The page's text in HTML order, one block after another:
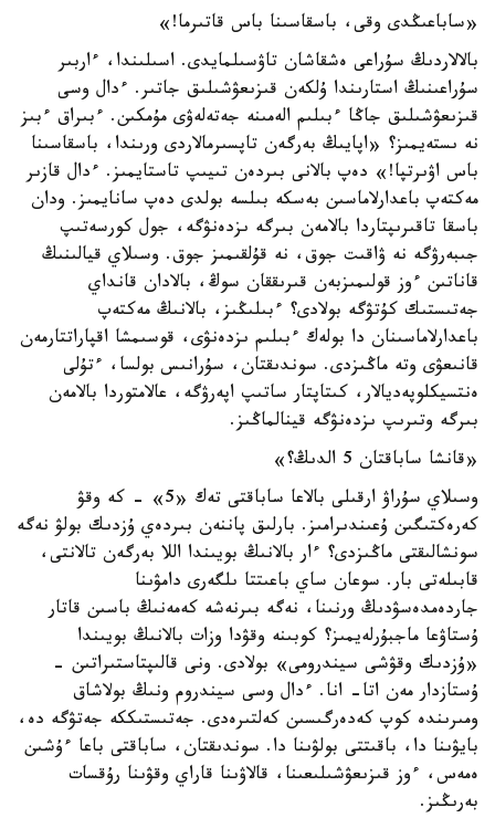
«ساباعىڭدى وقى، باسقاسىنا باس قاتىرما!»
بالالاردىڭ سۇراعى ەشقاشان تاۋسىلمايدى. اسىلىندا، ءاربىر
سۇراعىنىڭ استارىندا ۇلكەن قىزىعۋشىلىق جاتىر. ءدال وسى
قىزىعۋشىلىق جاڭا ءبىلىم الەمىنە جەتەلەۋى مۇمكىن. ءبىراق ءبىز
نە ىستەيمىز؟ «اپايىڭ بەرگەن تاپسىرمالاردى ورىندا، باسقاسىنا
باس اۋىرتپا!» دەپ بالانى بىردەن تىيىپ تاستايمىز. ءدال قازىر
مەكتەپ باعدارلاماسىن بەسكە بىلسە بولدى دەپ سانايمىز. ودان
باسقا تاقىرىپتاردا بالامەن بىرگە ىزدەنۋگە، جول كورسەتىپ
جىبەرۋگە نە ۋاقىت جوق، نە قۇلقىمىز جوق. وسىلاي قيالىنىڭ
قاناتىن ءوز قولىمىزبەن قىرىققان سوڭ، بالادان قانداي
جەتىستىك كۇتۋگە بولادى؟ ءبىلىڭىز، بالانىڭ مەكتەپ
باعدارلاماسىنان دا بولەك ءبىلىم ىزدەنۋى، قوسىمشا اقپاراتتارمەن
قانىعۋى وتە ماڭىزدى. سوندىقتان، سۇرانىس بولسا، ءتۇلى
ەنتسيكلوپەديالار، كىتاپتار ساتىپ اپەرۋگە، عالامتوردا بالامەن
بىرگە وتىرىپ ىزدەنۋگە قينالماڭىز.
«قانشا ساباقتان 5 الدىڭ؟»
وسىلاي سۇراۋ ارقىلى بالاعا ساباقتى تەك «5» - كە وقۋ
كەرەكتىگىن ۇعىندىرامىز. بارلىق پاننەن بىردەي ۇزدىك بولۋ نەگە
سونشالىقتى ماڭىزدى؟ ءار بالانىڭ بويىندا اللا بەرگەن تالانتى،
قابىلەتى بار. سوعان ساي باعىتتا ىلگەرى دامۋىنا
جاردەمدەسۋدىڭ ورنىنا، نەگە بىرنەشە كەمەنىڭ باسىن قاتار
ۇستاۋعا ماجبۇرلەيمىز؟ كوبىنە وقۋدا وزات بالانىڭ بويىندا
«ۇزدىك وقۋشى سيندرومى» بولادى. ونى قالىپتاستىراتىن -
ۇستازدار مەن اتا- انا. ءدال وسى سيندروم ونىڭ بولاشاق
ومىرىندە كوپ كەدەرگىسىن كەلتىرەدى. جەتىستىككە جەتۋگە دە،
بايۋىنا دا، باقىتتى بولۋىنا دا. سوندىقتان، ساباقتى باعا ءۇشىن
ەمەس، ءوز قىزىعۋشىلىعىنا، قالاۋىنا قاراي وقۋىنا رۇقسات
بەرىڭىز.